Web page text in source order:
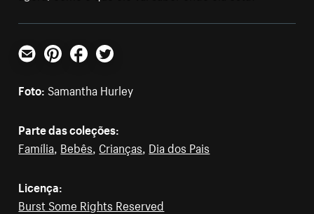
E-mailPinterestFacebookTwitter
Foto: Samantha Hurley
Parte das coleções:
Família Bebês Crianças Dia dos Pais
Licença:
Burst Some Rights Reserved